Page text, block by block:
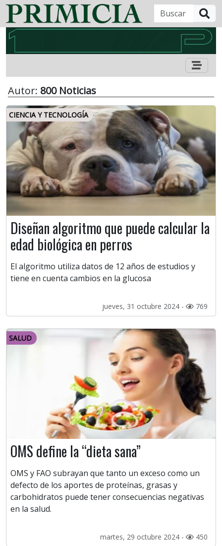
Autor: 800 Noticias
CIENCIA Y TECNOLOGÍA
Diseñan algoritmo que puede calcular la
edad biológica en perros
El algoritmo utiliza datos de 12 años de estudios y
tiene en cuenta cambios en la glucosa
jueves, 31 octubre 2024 - 769
SALUD
OMS define la “dieta sana”
OMS y FAO subrayan que tanto un exceso como un
defecto de los aportes de proteínas, grasas y
carbohidratos puede tener consecuencias negativas
en la salud.
martes, 29 octubre 2024 - 450